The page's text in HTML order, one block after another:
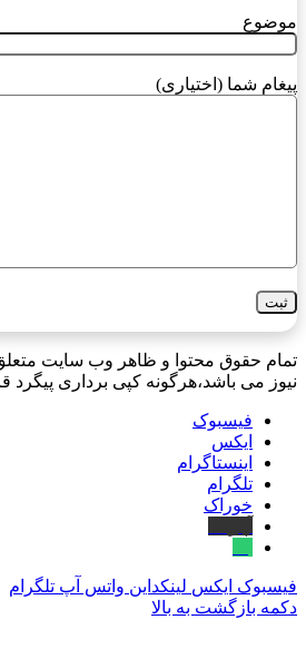
موضوع
پیغام شما (اختیاری)
تمام حقوق محتوا و ظاهر وب سایت متعلق
نیوز می باشد،هرگونه کپی برداری پیگرد
فیسبوک
ایکس
اینستاگرام
تلگرام
خوراک
فیسبوک ایکس لینکداین واتس آپ تلگرام
دکمه بازگشت به بالا